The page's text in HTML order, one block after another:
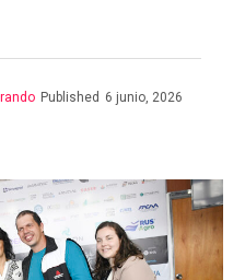
Published 6 junio, 2026